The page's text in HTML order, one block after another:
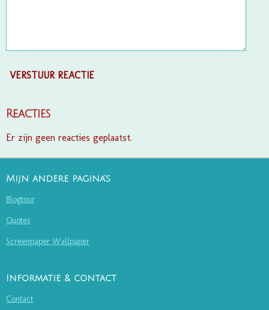
VERSTUUR REACTIE
Reacties
Er zijn geen reacties geplaatst.
Mijn andere pagina's
Blogtour
Quotes
Screenpaper Wallpaper
Informatie & contact
Contact